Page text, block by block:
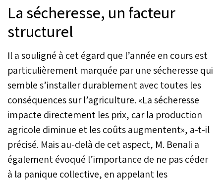
La sécheresse, un facteur
structurel
Il a souligné à cet égard que l’année en cours est
particulièrement marquée par une sécheresse qui
semble s’installer durablement avec toutes les
conséquences sur l’agriculture. «La sécheresse
impacte directement les prix, car la production
agricole diminue et les coûts augmentent», a-t-il
précisé. Mais au-delà de cet aspect, M. Benali a
également évoqué l’importance de ne pas céder
à la panique collective, en appelant les